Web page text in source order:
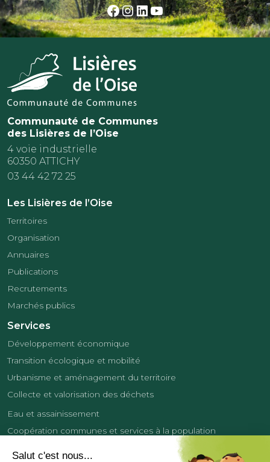
Facebook
Instagram
LinkedIn
YouTube
Communauté de Communes
des Lisières de l’Oise
4 voie industrielle
60350 ATTICHY
03 44 42 72 25
Les Lisières de l’Oise
Territoires
Organisation
Annuaires
Publications
Recrutements
Marchés publics
Services
Développement économique
Transition écologique et mobilité
Urbanisme et aménagement du territoire
Collecte et valorisation des déchets
Eau et assainissement
Coopération communes et services à la population